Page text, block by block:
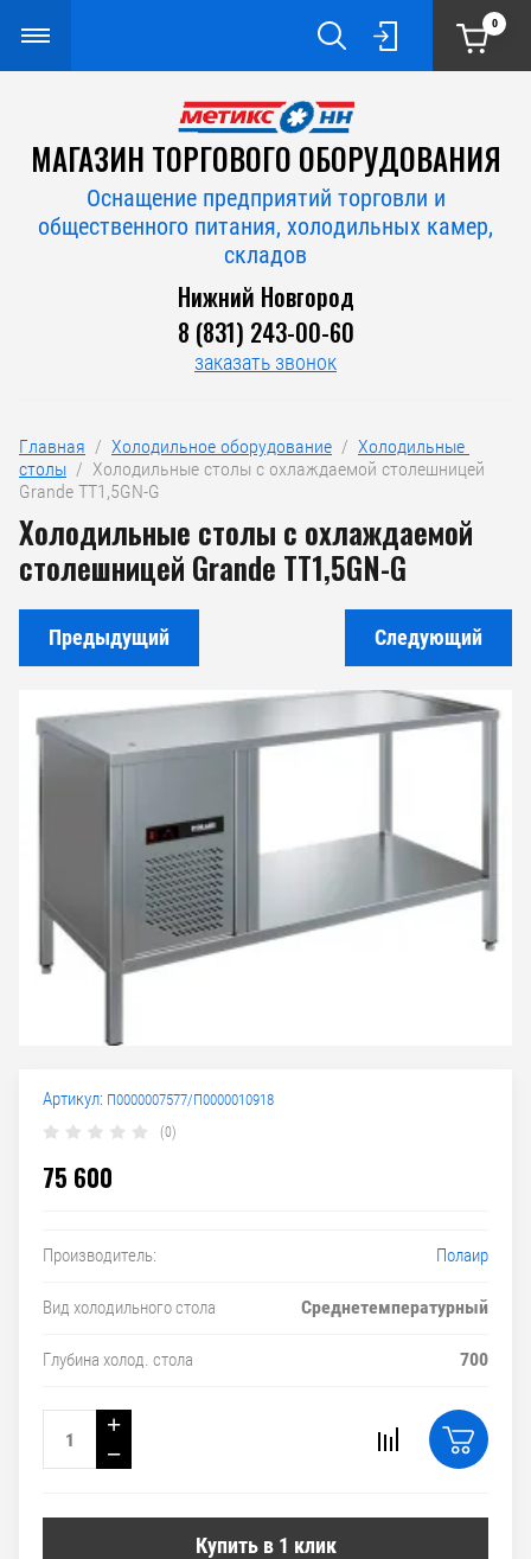
0
МАГАЗИН ТОРГОВОГО ОБОРУДОВАНИЯ
Оснащение предприятий торговли и
общественного питания, холодильных камер,
складов
Нижний Новгород
8 (831) 243-00-60
заказать звонок
Главная
  /
Холодильное оборудование
  /
Холодильные
столы
  /  Холодильные столы с охлаждаемой столешницей
Grande TT1,5GN-G
Холодильные столы с охлаждаемой
столешницей Grande TT1,5GN-G
Предыдущий Следующий
Артикул: П0000007577/П0000010918
(0)
75 600
Производитель: Полаир
Вид холодильного стола Среднетемпературный
Глубина холод. стола 700
+
−
Купить в 1 клик